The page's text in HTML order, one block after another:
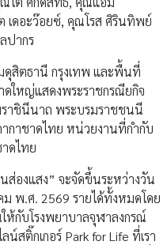
เดอะว๊อยซ์, คุณโรส ศิรินทิพย์
ปากร
มดุสิตธานี กรุงเทพ และพื้นที่
ใหญ่แสดงพระราชกรณียกิจ
ราชินีนาถ พระบรมราชชนนี
กาชาดไทย หน่วยงานที่กำกับ
ดไทย
ส่องแสง” จะจัดขึ้นระหว่างวัน
พ.ศ. 2569 รายได้ทั้งหมดโดย
ห้กับโรงพยาบาลจุฬาลงกรณ์
สติ๊กเกอร์ Park for Life ที่เรา